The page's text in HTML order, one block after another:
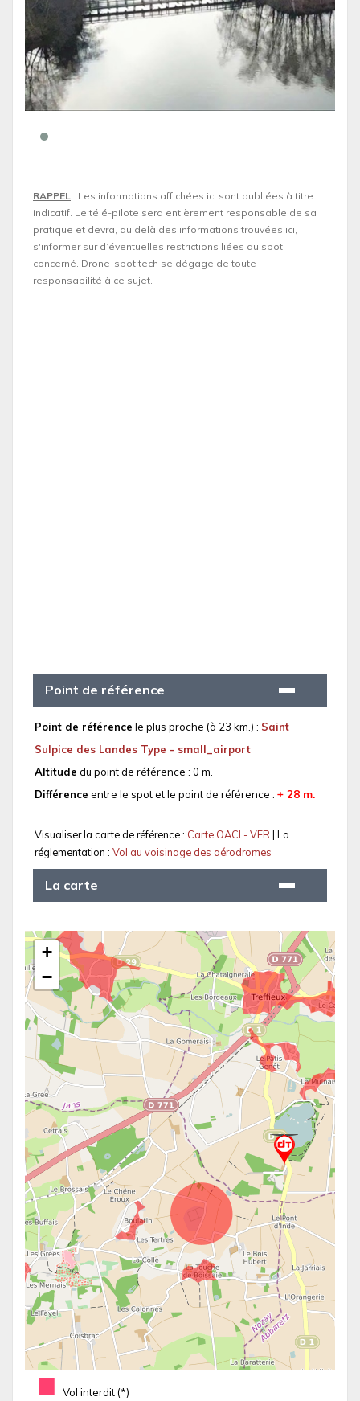
RAPPEL : Les informations affichées ici sont publiées à titre
indicatif. Le télé-pilote sera entièrement responsable de sa
pratique et devra, au delà des informations trouvées ici,
s'informer sur d’éventuelles restrictions liées au spot
concerné. Drone-spot.tech se dégage de toute
responsabilité à ce sujet.
Point de référence
Point de référence le plus proche (à 23 km.) : Saint
Sulpice des Landes Type - small_airport
Altitude du point de référence : 0 m.
Différence entre le spot et le point de référence : + 28 m.
Visualiser la carte de référence : Carte OACI - VFR| La
réglementation : Vol au voisinage des aérodromes
La carte
■ Vol interdit (*)